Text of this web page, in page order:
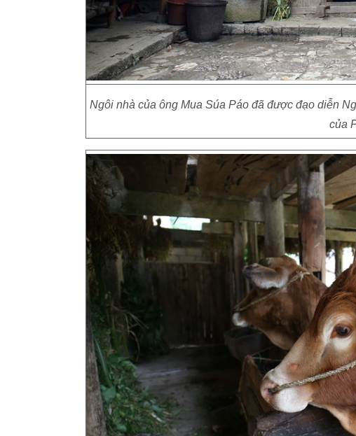
Ngôi nhà của ông Mua Súa Páo đã được đạo diễn
của